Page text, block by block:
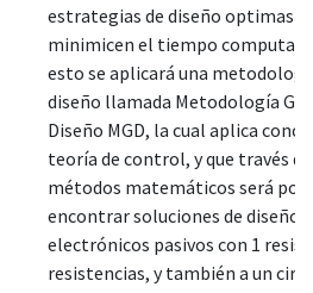
estrategias de diseño optimas
minimicen el tiempo
esto se aplicará una
diseño llamada Metodología
Diseño MGD, la cual aplica
teoría de control, y que través
métodos matemáticos será
encontrar soluciones de diseño
electrónicos pasivos con 1
resistencias, y también a un